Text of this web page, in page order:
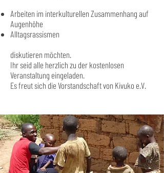
Arbeiten im interkulturellen Zusammenhang auf
Augenhöhe
Alltagsrassismen
diskutieren möchten.
Ihr seid alle herzlich zu der kostenlosen
Veranstaltung eingeladen.
Es freut sich die Vorstandschaft von Kivuko e.V.